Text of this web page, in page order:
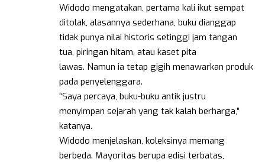
Widodo mengatakan, pertama kali ikut sempat
ditolak, alasannya sederhana, buku dianggap
tidak punya nilai historis setinggi jam tangan
tua, piringan hitam, atau kaset pita
lawas. Namun ia tetap gigih menawarkan produk
pada penyelenggara.
“Saya percaya, buku-buku antik justru
menyimpan sejarah yang tak kalah berharga,”
katanya.
Widodo menjelaskan, koleksinya memang
berbeda. Mayoritas berupa edisi terbatas,